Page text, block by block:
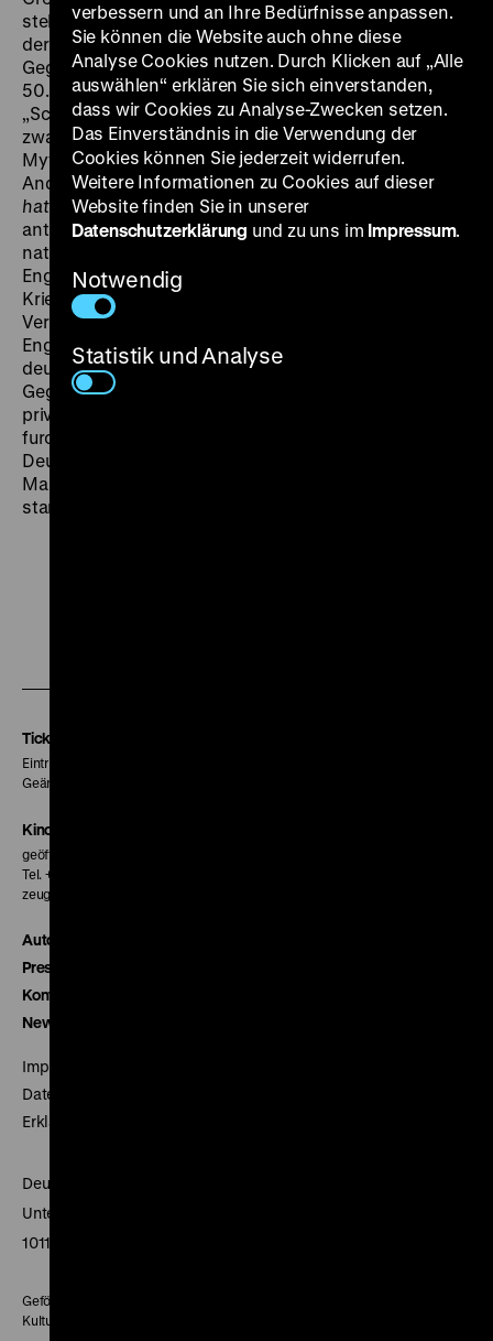
stehen sich die beiden als Feinde gegenüber. Der unter
der Schirmherrschaft des Reichskolonialbundes in der
Gegend des Kilimandscharo gedrehte und zum
50. Jahrestag der Unterzeichnung der
„Schutzverträge“ herausgebrachte Abenteuerfilm war
zwar ganz der kolonialen Idee und der nationalen
Mythologisierung der Kriegserfahrung verpflichtet.
Anders als im inhaltlich verwandten StummfilmIch
hatt’ einen Kameraden(1926) klingen hier jedoch keine
anti-englischen Töne an. Im Gegenteil, passend zur
nationalsozialistischen Propaganda gegenüber
England wird hier eine Aussöhnung mit dem
Kriegsgegner angestrebt und eine schicksalhafte
Verbindung der beiden Länder beschworen. „Der
Engländer, der seine Pflicht tut und gegen den
deutschen Freund zu Felde zieht, der stammverwandte
Gegner hat unter dem Zwang des besinnungslos in
private Schicksale eingreifenden Krieges und seinen
furchtbaren Forderungen ebenso zu leiden wie der
Deutsche, der einsam dasteht und nun gegen den
Mann reiten und kämpfen muß, der ihm am nächsten
stand.“ (
Tickets
Eintritt 5 €
Geänderte Preise sind im Programm vermerkt.
Kinokasse
geöffnet 30 Minuten vor Beginn der ersten Vorstellung
Tel. + 49 30 20304-770
zeughauskino@dhm.de
Autor*innen
Presse
Kontakt
Newsletter
Impressum
Datenschutz
Erklärung digitale Barrierefreiheit
Deutsches Historisches Museum
Unter den Linden 2
10117 Berlin
Gefördert mit Mitteln des Beauftragten der Bundesregierung für
Kultur und Medien
verbessern und an Ihre Bedürfnisse anpassen.
Sie können die Website auch ohne diese
Analyse Cookies nutzen. Durch Klicken auf „Alle
auswählen“ erklären Sie sich einverstanden,
dass wir Cookies zu Analyse-Zwecken setzen.
Das Einverständnis in die Verwendung der
Cookies können Sie jederzeit widerrufen.
Weitere Informationen zu Cookies auf dieser
Website finden Sie in unserer
Datenschutzerklärung und zu uns im Impressum.
Notwendig
Statistik und Analyse